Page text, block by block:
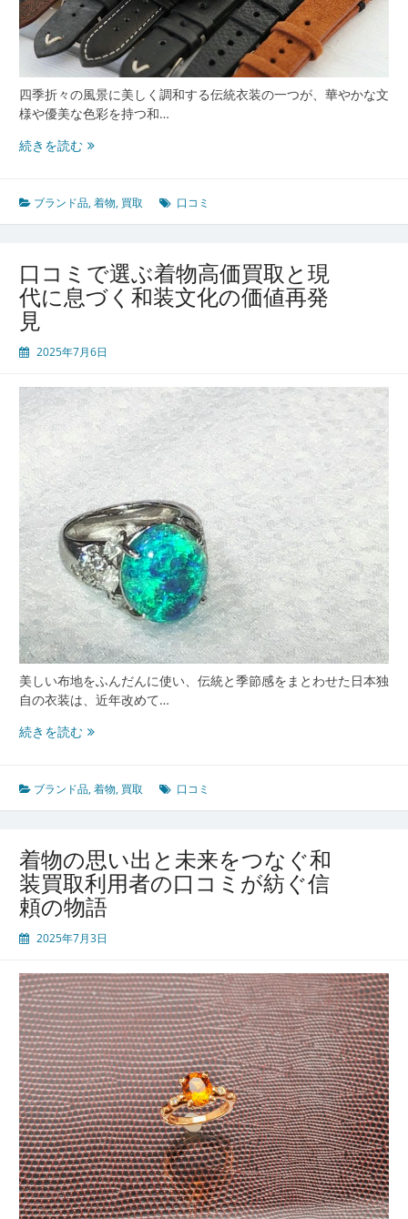
四季折々の風景に美しく調和する伝統衣装の一つが、華やかな文
様や優美な色彩を持つ和…
続きを読む着
未
来
ぐ
い
環
和
美
を
生
か
す
賢
い
整
理
術
と
取
引
得
ブランド品,着物, 買取 口コミ
口コミで選ぶ着物高価買取と現
代に息づく和装文化の価値再発
見
2025年7月6日
美しい布地をふんだんに使い、伝統と季節感をまとわせた日本独
自の衣装は、近年改めて…
続きを読む口
で
選
物
高
価
買
取
現
代
に
息
づ
く
和
装
文
化
の
価
値
ブランド品,着物, 買取 口コミ
着物の思い出と未来をつなぐ和
装買取利用者の口コミが紡ぐ信
頼の物語
2025年7月3日